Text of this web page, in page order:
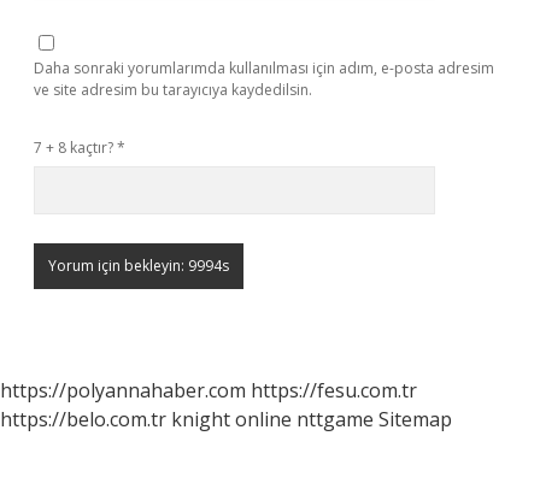
Daha sonraki yorumlarımda kullanılması için adım, e-posta adresim
ve site adresim bu tarayıcıya kaydedilsin.
7 + 8 kaçtır?*
https://polyannahaber.com https://fesu.com.tr
https://belo.com.tr knight online nttgame Sitemap